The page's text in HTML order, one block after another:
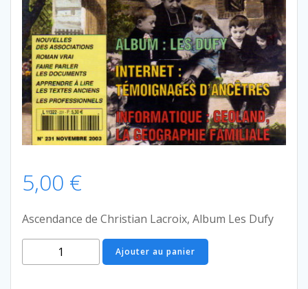
5,00 €
Ascendance de Christian Lacroix, Album Les Dufy
quantité
de
Ajouter au panier